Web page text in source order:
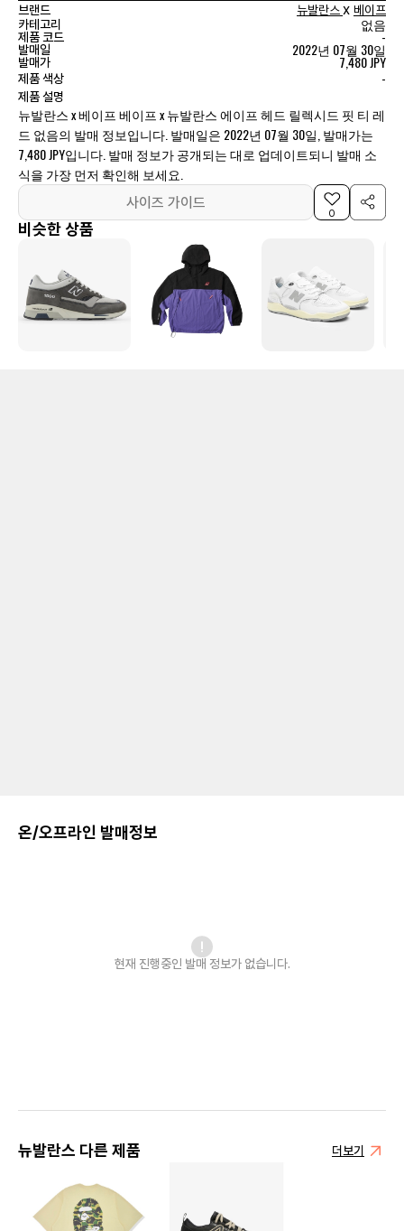
브랜드 뉴발란스x 베이프
카테고리
없음
제품 코드 -
발매일 2022년 07월 30일
발매가 7,480 JPY
제품 색상 -
제품 설명
뉴발란스 x 베이프 베이프 x 뉴발란스 에이프 헤드 릴렉시드 핏 티 레
드 없음의 발매 정보입니다. 발매일은 2022년 07월 30일, 발매가는
7,480 JPY입니다. 발매 정보가 공개되는 대로 업데이트되니 발매 소
식을 가장 먼저 확인해 보세요.
사이즈 가이드
0
비슷한 상품
온/오프라인 발매정보
현재 진행중인 발매 정보가 없습니다.
뉴발란스 다른 제품 더보기